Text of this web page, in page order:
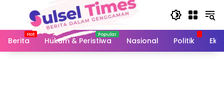
Berita
Hukum & Peristiwa Nasional Politik